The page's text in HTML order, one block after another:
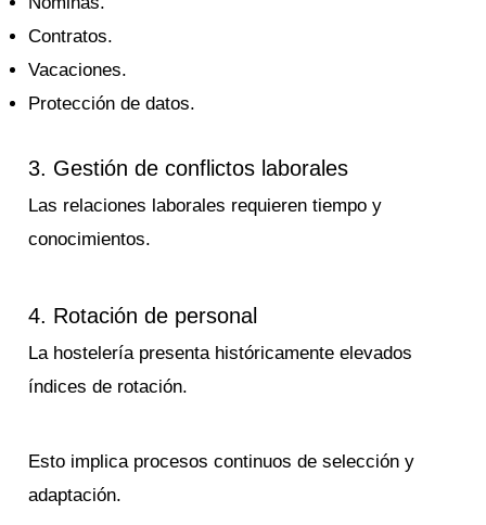
Contratos.
Vacaciones.
Protección de datos.
3. Gestión de conflictos laborales
Las relaciones laborales requieren tiempo y
conocimientos.
4. Rotación de personal
La hostelería presenta históricamente elevados
índices de rotación.
Esto implica procesos continuos de selección y
adaptación.